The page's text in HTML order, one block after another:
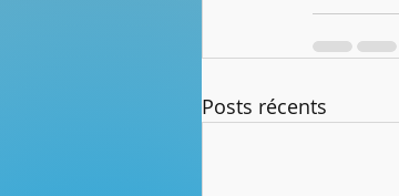
Posts récents